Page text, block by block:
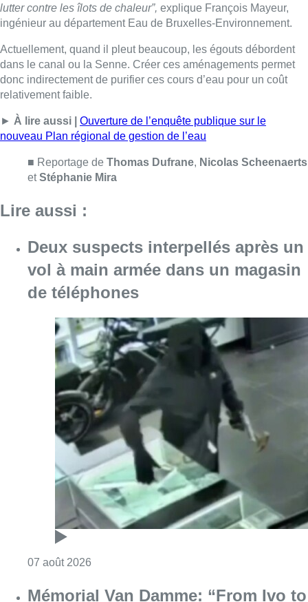
Lire aussi :
Deux suspects interpellés après un
vol à main armée dans un magasin
07 août 2026Consulter l'article "Deux suspects
Mémorial Van Damme: “From Ivo to
Mondo”, une exposition sur Ivo
Van Damme et l’histoire du
Mémorial